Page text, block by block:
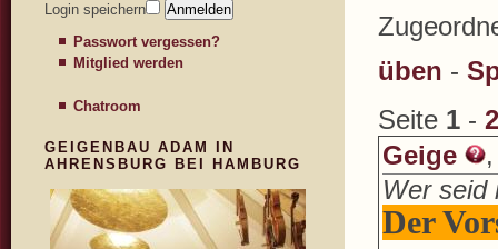
üben -
Seite 1 - 2
Geige
Wer seid
Der
Login speichern
Passwort vergessen?
Mitglied werden
Chatroom
GEIGENBAU ADAM IN
AHRENSBURG BEI HAMBURG